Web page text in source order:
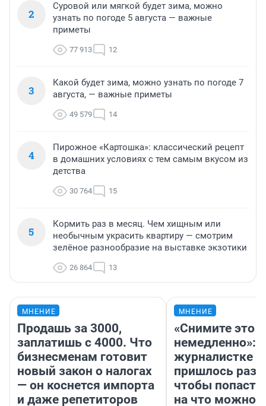
2
Суровой или мягкой будет зима, можно
узнать по погоде 5 августа — важные
приметы
77 913 12
3
Какой будет зима, можно узнать по погоде 7
августа, — важные приметы
49 579 14
4
Пирожное «Картошка»: классический рецепт
в домашних условиях с тем самым вкусом из
детства
30 764 15
5
Кормить раз в месяц. Чем хищным или
необычным украсить квартиру — смотрим
зелёное разнообразие на выставке экзотики
26 864 13
МНЕНИЕ
Продашь за 3000,
заплатишь с 4000. Что
бизнесменам готовит
новый закон о налогах
— он коснется импорта
и даже репетиторов
МНЕНИЕ
«Снимите это
немедленно»:
журналистке
пришлось
чтобы попасть
на что можно